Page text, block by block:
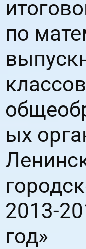
по
классов
ых
2013-
год»